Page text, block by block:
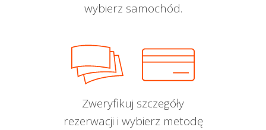
wybierz samochód.
Zweryfikuj szczegóły
rezerwacji i wybierz metodę